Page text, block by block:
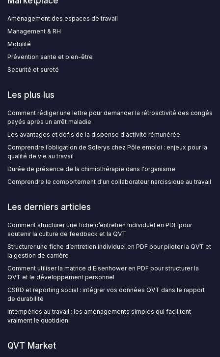
Aménagement des espaces de travail
Management & RH
Mobilité
Prévention sante et bien-être
Securité et sureté
Les plus lus
Comment rédiger une lettre pour demander la rétroactivité des congés
payés après un arrêt maladie
Les avantages et défis de la dispense d'activité rémunérée
Comprendre l’obligation de Solerys chez Pôle emploi : enjeux pour la
qualité de vie au travail
Durée de présence de la chimiothérapie dans l'organisme
Comprendre le comportement d'un collaborateur narcissique au travail
Les derniers articles
Comment structurer une fiche d’entretien individuel en PDF pour
soutenir la culture de feedback et la QVT
Structurer une fiche d’entretien individuel en PDF pour piloter la QVT et
la gestion de carrière
Comment utiliser la matrice d Eisenhower en PDF pour structurer la
QVT et le développement personnel
CSRD et reporting social : intégrer vos données QVT dans le rapport
de durabilité
Intempéries au travail : les aménagements simples qui facilitent
vraiment le quotidien
QVT Market